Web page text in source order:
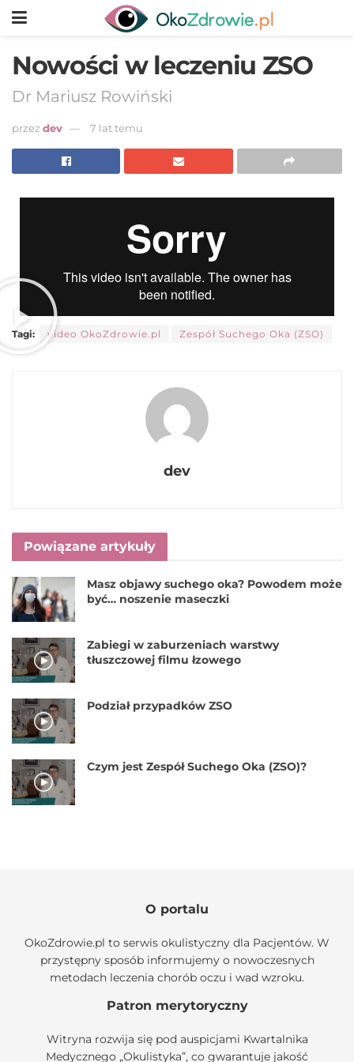
Nowości w leczeniu ZSO
Dr Mariusz Rowiński
przez dev 7 lat temu
Tagi: video OkoZdrowie.pl Zespół Suchego Oka (ZSO)
dev
Powiązane artykuły
Masz objawy suchego oka? Powodem może
być… noszenie maseczki
Zabiegi w zaburzeniach warstwy
tłuszczowej filmu łzowego
Podział przypadków ZSO
Czym jest Zespół Suchego Oka (ZSO)?
O portalu
OkoZdrowie.pl to serwis okulistyczny dla Pacjentów. W
przystępny sposób informujemy o nowoczesnych
metodach leczenia chorób oczu i wad wzroku.
Patron merytoryczny
Witryna rozwija się pod auspicjami Kwartalnika
Medycznego „Okulistyka”, co gwarantuje jakość